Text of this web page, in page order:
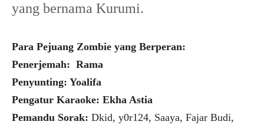
yang bernama Kurumi.
Para Pejuang Zombie yang Berperan:
Penerjemah: Rama
Penyunting: Yoalifa
Pengatur Karaoke: Ekha Astia
Pemandu Sorak: Dkid, y0r124, Saaya, Fajar Budi,